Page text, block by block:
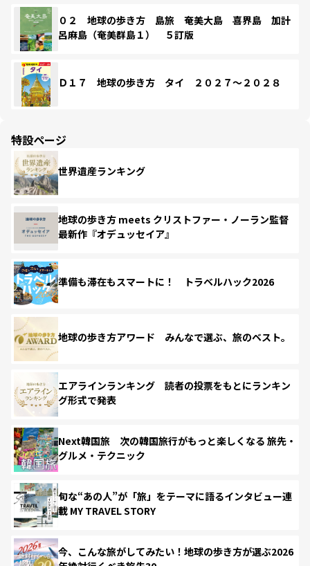
０２ 地球の歩き方 島旅 奄美大島 喜界島 加計
呂麻島（奄美群島１） ５訂版
Ｄ１７ 地球の歩き方 タイ ２０２７～２０２８
特設ページ
世界遺産ランキング
地球の歩き方 meets クリストファー・ノーラン監督
最新作『オデュッセイア』
準備も滞在もスマートに！ トラベルハック2026
地球の歩き方アワード みんなで選ぶ、旅のベスト。
エアラインランキング 読者の投票をもとにランキン
グ形式で発表
Next韓国旅 次の韓国旅行がもっと楽しくなる 旅先・
グルメ・テクニック
旬な“あの人”が「旅」をテーマに語るインタビュー連
載 MY TRAVEL STORY
今、こんな旅がしてみたい！地球の歩き方が選ぶ2026